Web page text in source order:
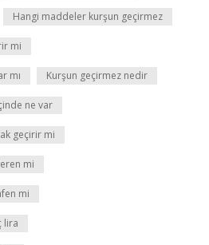
Hangi maddeler kurşun geçirmez
mi
mı Kurşun geçirmez nedir
ne var
geçirir mi
mi
mi
lira